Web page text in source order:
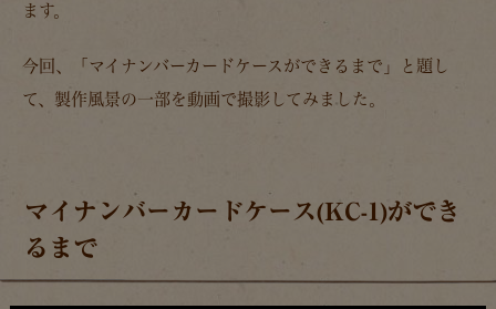
ます。
今回、「マイナンバーカードケースができるまで」と題し
て、製作風景の一部を動画で撮影してみました。
マイナンバーカードケース(KC-1)ができ
るまで